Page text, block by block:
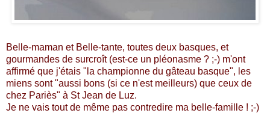
Belle-maman et Belle-tante, toutes deux basques, et
gourmandes de surcroît (est-ce un pléonasme ? ;-) m'ont
affirmé que j'étais "la championne du gâteau basque", les
miens sont "aussi bons (si ce n'est meilleurs) que ceux de
chez Pariès" à St Jean de Luz.
Je ne vais tout de même pas contredire ma belle-famille ! ;-)